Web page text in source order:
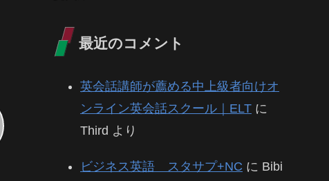
最近のコメント
英会話講師が薦める中上級者向けオ
ンライン英会話スクール｜ELT に
Third より
ビジネス英語 スタサプ+NC に Bibi